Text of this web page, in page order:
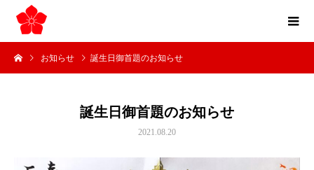
お知らせ 誕生日御首題のお知らせ
誕生日御首題のお知らせ
2021.08.20